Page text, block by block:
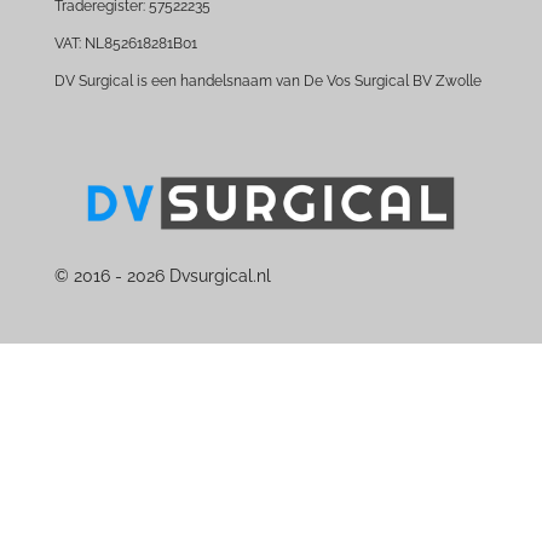
Traderegister: 57522235
VAT: NL852618281B01
DV Surgical is een handelsnaam van De Vos Surgical BV Zwolle
© 2016 - 2026 Dvsurgical.nl